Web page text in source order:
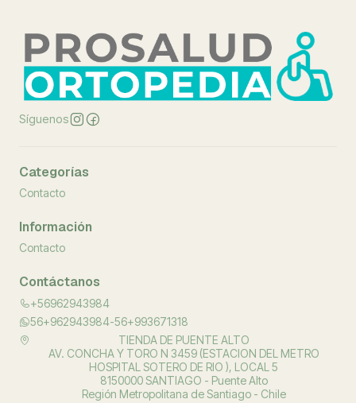
Síguenos
Categorías
Contacto
Información
Contacto
Contáctanos
+56962943984
56+962943984-56+993671318
TIENDA DE PUENTE ALTO
AV. CONCHA Y TORO N 3459 (ESTACION DEL METRO
HOSPITAL SOTERO DE RIO ), LOCAL 5
8150000 SANTIAGO - Puente Alto
Región Metropolitana de Santiago - Chile